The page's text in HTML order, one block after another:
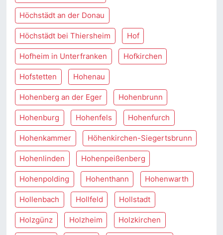
Höchstädt an der Donau
Höchstädt bei Thiersheim Hof
Hofheim in Unterfranken Hofkirchen
Hofstetten Hohenau
Hohenberg an der Eger Hohenbrunn
Hohenburg Hohenfels Hohenfurch
Hohenkammer Höhenkirchen-Siegertsbrunn
Hohenlinden Hohenpeißenberg
Hohenpolding Hohenthann Hohenwarth
Hollenbach Hollfeld Hollstadt
Holzgünz Holzheim Holzkirchen